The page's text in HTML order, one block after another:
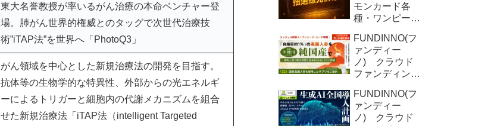
東大名誉教授が率いるがん治療の本命ベンチャー登
場。肺がん世界的権威とのタッグで次世代治療技
術”iTAP法”を世界へ「PhotoQ3」
がん領域を中心とした新規治療法の開発を目指す。
抗体等の生物学的な特異性、外部からの光エネルギ
ーによるトリガーと細胞内の代謝メカニズムを組合
せた新規治療法「iTAP法（intelligent Targeted
モンカード各
種・ワンピース
の他
FUNDINNO(フ
ァンディー
ノ) クラウド
ファンディング
報 YD-
Plants (2回目)
FUNDINNO(フ
ァンディー
ノ) クラウド